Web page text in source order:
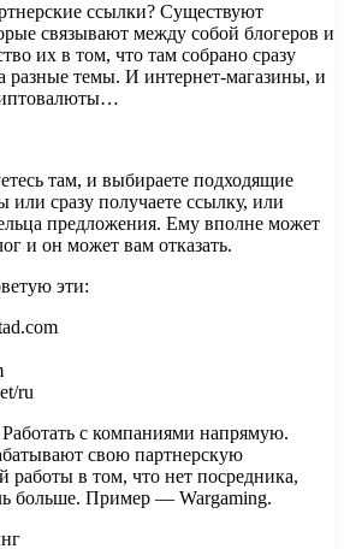
ссылки? Существуют
связывают между собой блогеров и
их в том, что там собрано сразу
разные темы. И интернет-магазины, и
там, и выбираете подходящие
или сразу получаете ссылку, или
предложения. Ему вполне может
и он может вам отказать.
эти:
ru
с компаниями напрямую.
свою партнерскую
работы в том, что нет посредника,
больше. Пример — Wargaming.